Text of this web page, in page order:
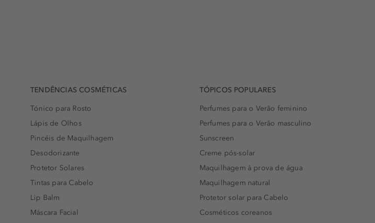
TENDÊNCIAS COSMÉTICAS
Tónico para Rosto
Lápis de Olhos
Pincéis de Maquilhagem
Desodorizante
Protetor Solares
Tintas para Cabelo
Lip Balm
Máscara Facial
TÓPICOS POPULARES
Perfumes para o Verão feminino
Perfumes para o Verão masculino
Sunscreen
Creme pós-solar
Maquilhagem à prova de água
Maquilhagem natural
Protetor solar para Cabelo
Cosméticos coreanos